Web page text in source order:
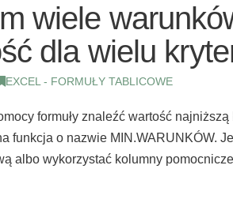
wiele
dla wielu
EXCEL - FORMUŁY TABLICOWE
formuły znaleźć wartość
funkcja o nazwie MIN.WARUNKÓW.
albo wykorzystać kolumny